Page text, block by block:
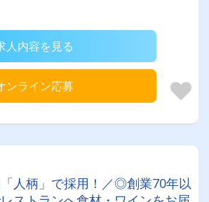
人内容を見る
ンライン応募
人柄」で採用！／◎創業70年以